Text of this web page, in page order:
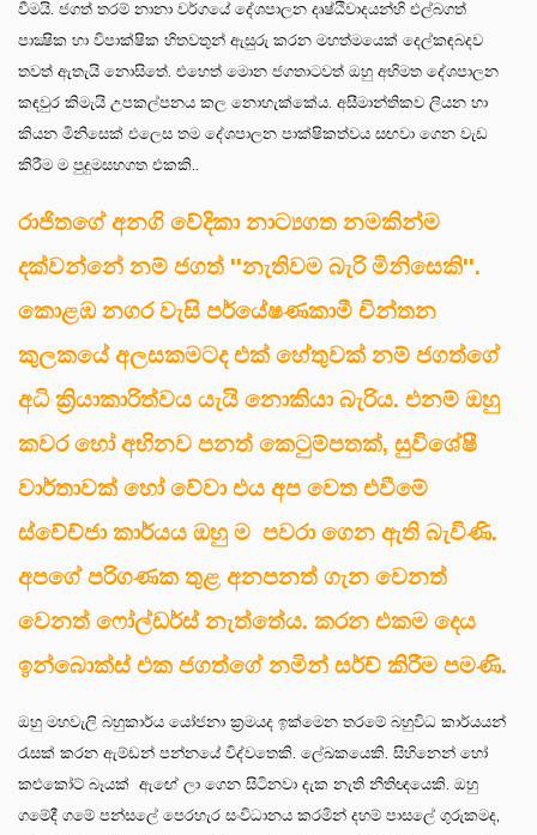
වීමයි. ජගත් තරම් නානා වර්ගයේ දේශපාලන දෘෂ්ඨිවාදයන්හි එල්බගත්
පාක්‍ෂික හා විපාක්ෂික හිතවතුන් ඇසුරු කරන මහත්මයෙක් දෙල්කඳබදව
තවත් ඇතැයි නොසිතේ. එහෙත් මොන ජගතාටවත් ඔහු අභිමත දේශපාලන
කඳවුර කිමැයි උපකල්පනය කල නොහැක්කේය. අසීමාන්තිකව ලියන හා
කියන මිනිසෙක් එලෙස තම දේශපාලන පාක්ෂිකත්වය සඟවා ගෙන වැඩ
කිරීම ම පුදුමසහගත එකකි..
රාජිතගේ අනගි වේදිකා නාට්‍යගත නමකින්ම
දක්වන්නේ නම් ජගත් ''නැතිවම බැරි මිනිසෙකි''.
කොළඹ නගර වැසි පර්යේෂණකාමී චින්තන
කුලකයේ අලසකමටද එක් හේතුවක් නම් ජගත්ගේ
අධි ක්‍රියාකාරිත්වය යැයි නොකියා බැරිය. එනම් ඔහු
කවර හෝ අභිනව පනත් කෙටුම්පතක්, සුවිශේෂී
වාර්තාවක් හෝ වේවා එය අප වෙත එවීමේ
ස්වේච්ජා කාර්යය ඔහු ම පවරා ගෙන ඇති බැවිණි.
අපගේ පරිගණක තුළ අනපනත් ගැන වෙනත්
වෙනත් ෆෝල්ඩර්ස් නැත්තේය. කරන එකම දෙය
ඉන්බොක්ස් එක ජගත්ගේ නමින් සර්ච් කිරීම පමණි.
ඔහු මහවැලි බහුකාර්ය යෝජනා ක්‍රමයද ඉක්මෙන තරමේ බහුවිධ කාර්යයන්
රැසක් කරන ඇම්ඩන් පන්නයේ විද්වතෙකි. ලේඛකයෙකි. සිහිනෙන් හෝ
කළුකෝට් බෑයක් ඇඟේ ලා ගෙන සිටිනවා දැක නැති නීතිඥයෙකි. ඔහු
ගමේදී ගමේ පන්සලේ පෙරහැර සංවිධානය කරමින් දහම් පාසලේ ගුරුකමද,